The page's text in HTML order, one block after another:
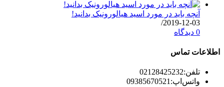
آنچه باید در مورد اسید هیالورونیک بدانید!
2019-12-03
/
0 دیدگاه
اطلاعات تماس
تلفن:02128425232
واتس‌اپ: 09385670521